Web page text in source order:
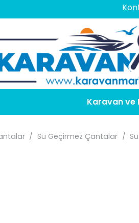
Konforlu Ve
Karavan ve
/ Su Geçirmez Çantalar /